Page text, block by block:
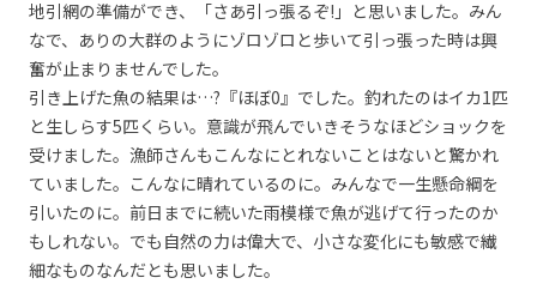
地引網の準備ができ、「さあ引っ張るぞ!」と思いました。みん
なで、ありの大群のようにゾロゾロと歩いて引っ張った時は興
奮が止まりませんでした。
引き上げた魚の結果は…?『ほぼ0』でした。釣れたのはイカ1匹
と生しらす5匹くらい。意識が飛んでいきそうなほどショックを
受けました。漁師さんもこんなにとれないことはないと驚かれ
ていました。こんなに晴れているのに。みんなで一生懸命綱を
引いたのに。前日までに続いた雨模様で魚が逃げて行ったのか
もしれない。でも自然の力は偉大で、小さな変化にも敏感で繊
細なものなんだとも思いました。